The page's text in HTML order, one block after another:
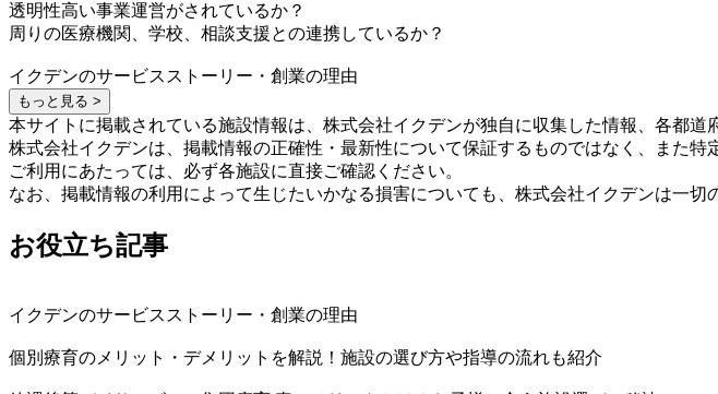
透明性高い事業運営がされているか？
周りの医療機関、学校、相談支援との連携しているか？
イクデンのサービスストーリー・創業の理由
もっと見る >
本サイトに掲載されている施設情報は、株式会社イクデンが独自に収集した情報、各都
株式会社イクデンは、掲載情報の正確性・最新性について保証するものではなく、また特
ご利用にあたっては、必ず各施設に直接ご確認ください。
なお、掲載情報の利用によって生じたいかなる損害についても、株式会社イクデンは一切
お役立ち記事
イクデンのサービスストーリー・創業の理由
個別療育のメリット・デメリットを解説！施設の選び方や指導の流れも紹介